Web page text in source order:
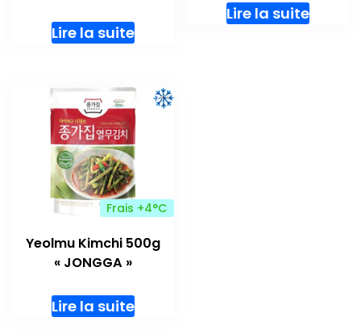
Lire la suite
Lire la suite
Frais +4°C
Yeolmu Kimchi 500g
« JONGGA »
Lire la suite